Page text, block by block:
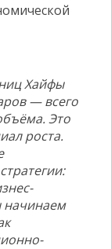
Хайфы
— всего
Это
роста.
начинаем